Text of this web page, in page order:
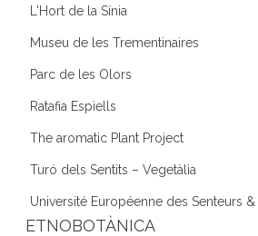
L'Hort de la Sínia
Museu de les Trementinaires
Parc de les Olors
Ratafia Espiells
The aromatic Plant Project
Turó dels Sentits – Vegetàlia
Université Européenne des Senteurs &
ETNOBOTÀNICA